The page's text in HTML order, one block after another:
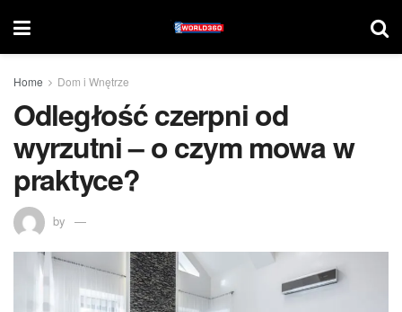
Home Dom i Wnętrze
Odległość czerpni od
wyrzutni – o czym mowa w
praktyce?
by